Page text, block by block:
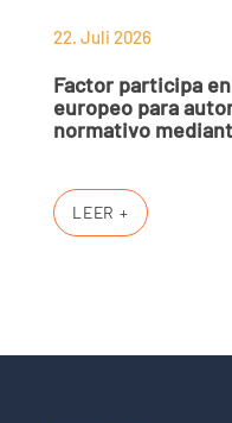
22. Juli 2026
Factor participa en
europeo para
normativo
LEER +